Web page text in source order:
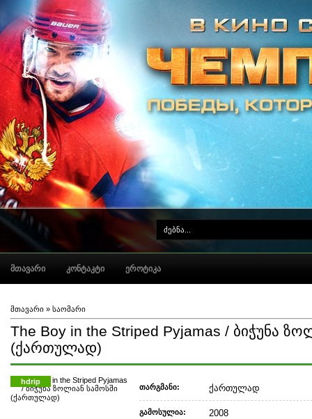
ᲛᲗᲐᲕᲐᲠᲘ ᲙᲝᲜᲢᲐᲙᲢᲘ ᲔᲠᲝᲢᲘᲙᲐ
მთავარი » საომარი
The Boy in the Striped Pyjamas / ბიჭუნა
(ქართულად)
hdrip
თარგმანი: ქართულად
გამოსულია: 2008